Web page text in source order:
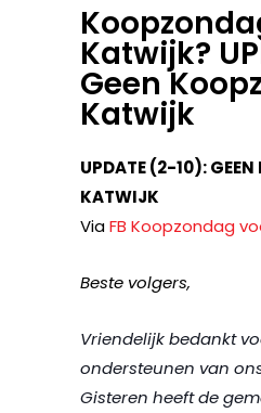
Katwijk?
Geen
Katwijk
UPDATE (2-10):
KATWIJK
ViaFB Koopzondag
Beste volgers,
Vriendelijk bedankt
ondersteunen van
Gisteren heeft de